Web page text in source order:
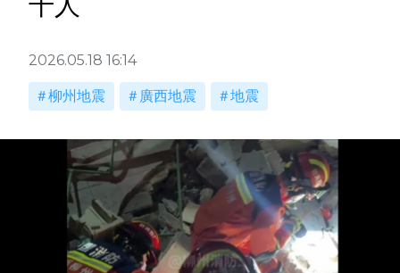
2026.05.18 16:14
柳州地震 廣西地震 地震